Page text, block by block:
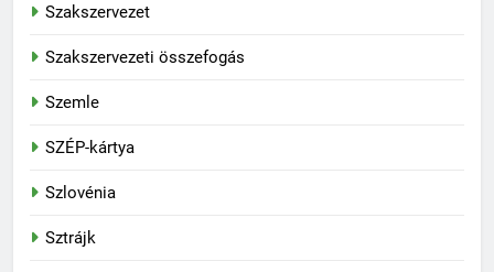
Szakszervezet
Szakszervezeti összefogás
Szemle
SZÉP-kártya
Szlovénia
Sztrájk